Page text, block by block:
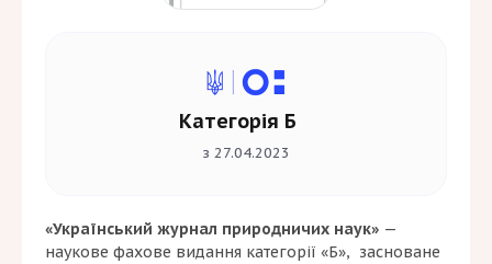
«Український журнал природничих наук» —
наукове фахове видання категорії «Б», засноване
Категорія Б
з 27.04.2023